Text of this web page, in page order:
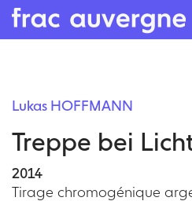
content
Lukas HOFFMANN
Treppe bei
2014
Tirage chromogénique